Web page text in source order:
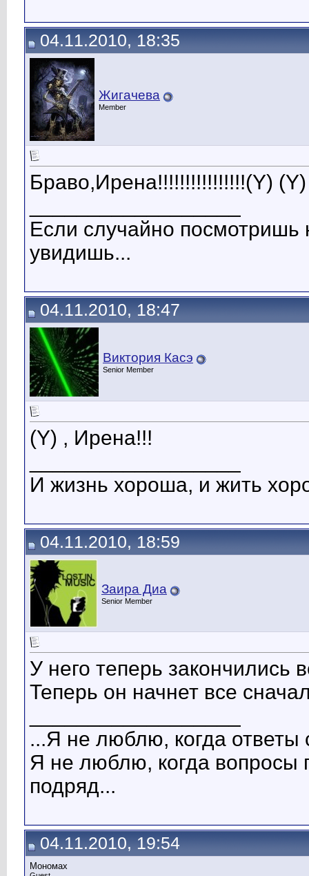
04.11.2010, 18:35
Жигачева
Member
Браво,Ирена!!!!!!!!!!!!!!!!(Y)
Если случайно посмотришь
увидишь...
04.11.2010, 18:47
Виктория Касэ
Senior Member
(Y) , Ирена!!!
И жизнь хороша, и жить
04.11.2010, 18:59
Заира Диа
Senior Member
У него теперь закончились
Теперь он начнет все
...Я не люблю, когда ответы
Я не люблю, когда вопросы
подряд...
04.11.2010, 19:54
Мономах